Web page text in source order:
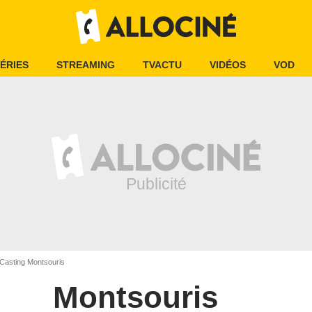
STREAMING TVACTU VIDÉOS VOD
Casting Montsouris
Montsouris